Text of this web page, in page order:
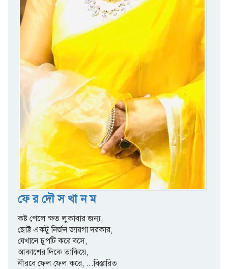
ফে র দৌ স খা ন ম
কষ্ট পেলে ক্ষত লুকাবার জন্য,
ছোট্ট একটু নির্জন জায়গা দরকার,
যেখানে চুপটি করে বসে,
আকাশের দিকে তাকিয়ে,
নীরবে ফেল ফেল করে, ...বিস্তারিত